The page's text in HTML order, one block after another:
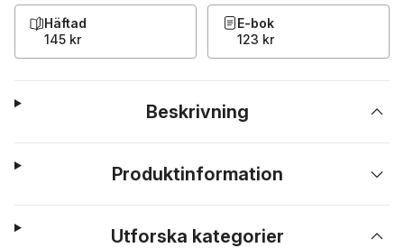
Häftad
145 kr
E-bok
123 kr
Beskrivning
Produktinformation
Utforska kategorier